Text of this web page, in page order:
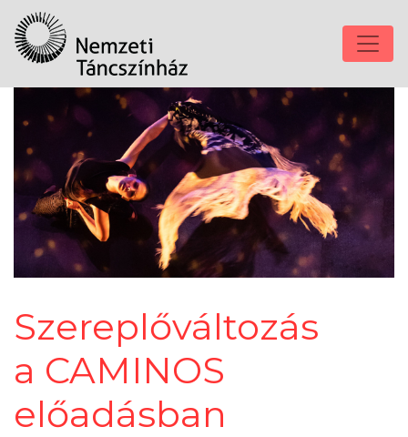
Szereplőváltozás
a CAMINOS
előadásban